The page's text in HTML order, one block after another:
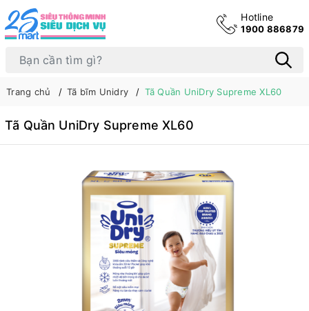
Hotline
1900 886879
Trang chủ Tã bĩm Unidry Tã Quần UniDry Supreme XL60
Tã Quần UniDry Supreme XL60